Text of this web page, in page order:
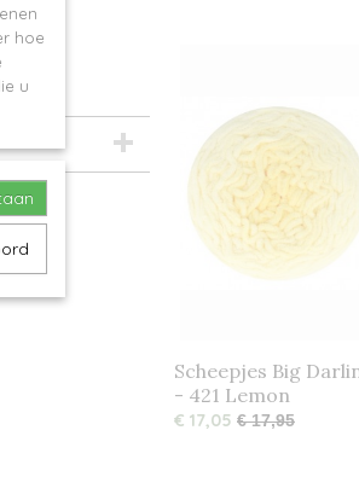
Scheepjes Big
- 421 Lemon
€ 17,05 € 17,95
hoe
u